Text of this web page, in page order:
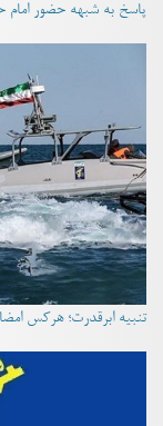
پاسخ به شبهه حضور امام
تنبیه ابرقدرت؛ هرکس